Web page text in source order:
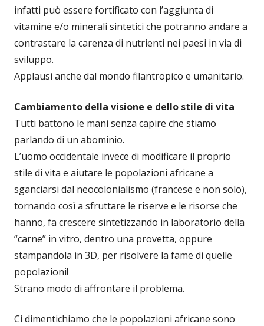
infatti può essere fortificato con l’aggiunta di
vitamine e/o minerali sintetici che potranno andare a
contrastare la carenza di nutrienti nei paesi in via di
sviluppo.
Applausi anche dal mondo filantropico e umanitario.
Cambiamento della visione e dello stile di vita
Tutti battono le mani senza capire che stiamo
parlando di un abominio.
L’uomo occidentale invece di modificare il proprio
stile di vita e aiutare le popolazioni africane a
sganciarsi dal neocolonialismo (francese e non solo),
tornando così a sfruttare le riserve e le risorse che
hanno, fa crescere sintetizzando in laboratorio della
“carne” in vitro, dentro una provetta, oppure
stampandola in 3D, per risolvere la fame di quelle
popolazioni!
Strano modo di affrontare il problema.
Ci dimentichiamo che le popolazioni africane sono